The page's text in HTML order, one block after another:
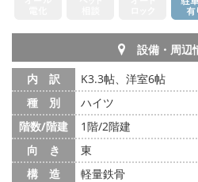
設備・周辺
内 訳
K3.3帖、洋室6帖
種 別
ハイツ
階数/階建
1階/2階建
向 き
東
構 造
軽量鉄骨